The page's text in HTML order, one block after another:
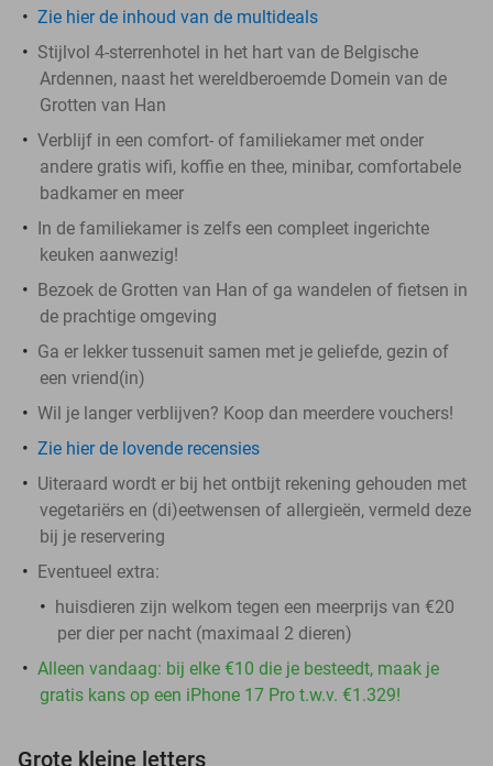
Zie hier de inhoud van de multideals
Stijlvol 4-sterrenhotel in het hart van de Belgische
Ardennen, naast het wereldberoemde Domein van de
Grotten van Han
Verblijf in een comfort- of familiekamer met onder
andere gratis wifi, koffie en thee, minibar, comfortabele
badkamer en meer
In de familiekamer is zelfs een compleet ingerichte
keuken aanwezig!
Bezoek de Grotten van Han of ga wandelen of fietsen in
de prachtige omgeving
Ga er lekker tussenuit samen met je geliefde, gezin of
een vriend(in)
Wil je langer verblijven? Koop dan meerdere vouchers!
Zie hier de lovende recensies
Uiteraard wordt er bij het ontbijt rekening gehouden met
vegetariërs en (di)eetwensen of allergieën, vermeld deze
bij je reservering
Eventueel extra:
huisdieren zijn welkom tegen een meerprijs van €20
per dier per nacht (maximaal 2 dieren)
Alleen vandaag: bij elke €10 die je besteedt, maak je
gratis kans op een iPhone 17 Pro t.w.v. €1.329!
Grote kleine letters